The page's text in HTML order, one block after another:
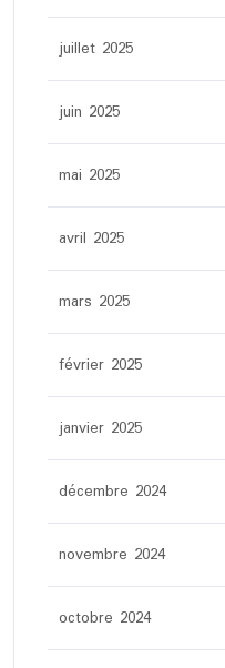
juillet 2025
juin 2025
mai 2025
avril 2025
mars 2025
février 2025
janvier 2025
décembre 2024
novembre 2024
octobre 2024